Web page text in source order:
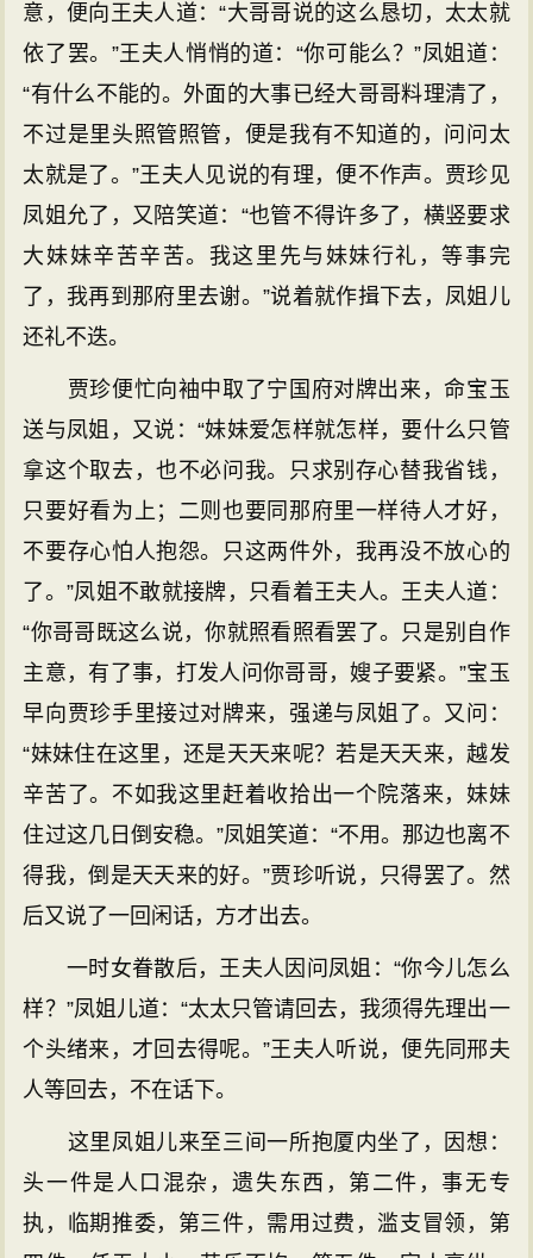
意，便向王夫人道：“大哥哥说的这么恳切，太太就
依了罢。”王夫人悄悄的道：“你可能么？”凤姐道：
“有什么不能的。外面的大事已经大哥哥料理清了，
不过是里头照管照管，便是我有不知道的，问问太
太就是了。”王夫人见说的有理，便不作声。贾珍见
凤姐允了，又陪笑道：“也管不得许多了，横竖要求
大妹妹辛苦辛苦。我这里先与妹妹行礼，等事完
了，我再到那府里去谢。”说着就作揖下去，凤姐儿
还礼不迭。
贾珍便忙向袖中取了宁国府对牌出来，命宝玉
送与凤姐，又说：“妹妹爱怎样就怎样，要什么只管
拿这个取去，也不必问我。只求别存心替我省钱，
只要好看为上；二则也要同那府里一样待人才好，
不要存心怕人抱怨。只这两件外，我再没不放心的
了。”凤姐不敢就接牌，只看着王夫人。王夫人道：
“你哥哥既这么说，你就照看照看罢了。只是别自作
主意，有了事，打发人问你哥哥，嫂子要紧。”宝玉
早向贾珍手里接过对牌来，强递与凤姐了。又问：
“妹妹住在这里，还是天天来呢？若是天天来，越发
辛苦了。不如我这里赶着收拾出一个院落来，妹妹
住过这几日倒安稳。”凤姐笑道：“不用。那边也离不
得我，倒是天天来的好。”贾珍听说，只得罢了。然
后又说了一回闲话，方才出去。
一时女眷散后，王夫人因问凤姐：“你今儿怎么
样？”凤姐儿道：“太太只管请回去，我须得先理出一
个头绪来，才回去得呢。”王夫人听说，便先同邢夫
人等回去，不在话下。
这里凤姐儿来至三间一所抱厦内坐了，因想：
头一件是人口混杂，遗失东西，第二件，事无专
执，临期推委，第三件，需用过费，滥支冒领，第